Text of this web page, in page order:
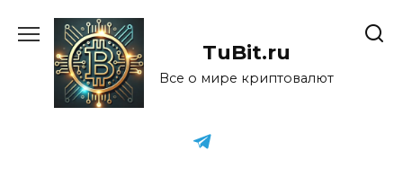
содержанию
TuBit.ru
Все о мире криптовалют